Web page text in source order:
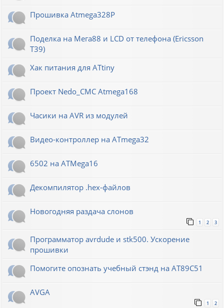
Прошивка Atmega328P
Поделка на Мега88 и LCD от телефона (Ericsson
T39)
Хак питания для ATtiny
Проект Nedo_CMC Atmega168
Часики на AVR из модулей
Видео-контроллер на ATmega32
6502 на ATMega16
Декомпилятор .hex-файлов
Новогодняя раздача слонов
1 2 3
Программатор avrdude и stk500. Ускорение
прошивки
Помогите опознать учебный стэнд на AT89С51
AVGA
1 2